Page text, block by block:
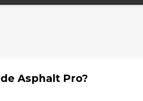
Asphalt Pro?